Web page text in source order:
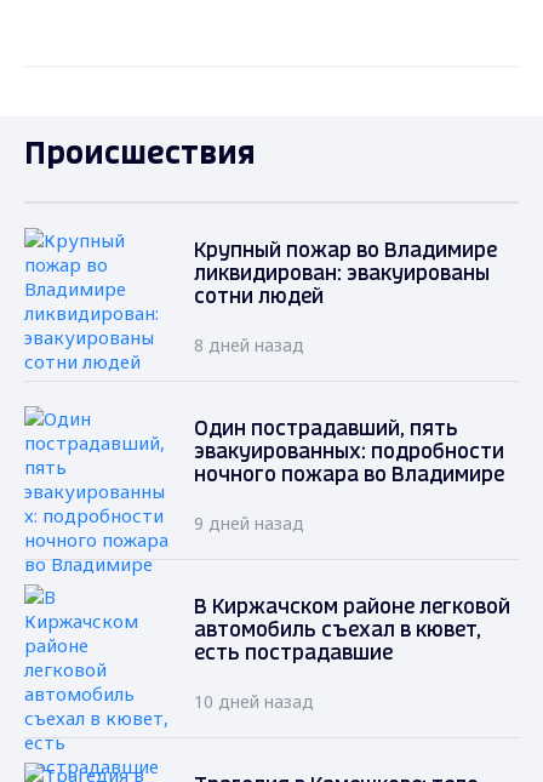
Происшествия
Крупный пожар во Владимире
ликвидирован: эвакуированы
сотни людей
8 дней назад
Один пострадавший, пять
эвакуированных: подробности
ночного пожара во Владимире
9 дней назад
В Киржачском районе легковой
автомобиль съехал в кювет,
есть пострадавшие
10 дней назад